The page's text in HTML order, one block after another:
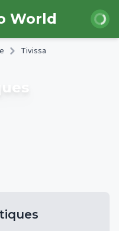
World Iniciar
Tivissa